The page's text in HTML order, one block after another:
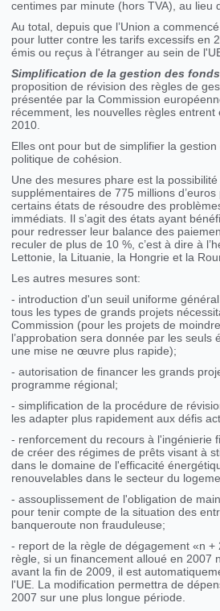
centimes par minute (hors TVA), au lieu
Au total, depuis que l’Union a
pour lutter contre les tarifs excessifs en
émis ou reçus à l'étranger au sein de
Simplification de la gestion des
proposition de révision des règles de
présentée par la Commission
récemment, les nouvelles règles entrent
2010.
Elles ont pour but de simplifier la
politique de cohésion.
Une des mesures phare est la
supplémentaires de 775 millions
certains états de résoudre des
immédiats. Il s’agit des états ayant
pour redresser leur balance des
reculer de plus de 10 %, c’est à dire à
Lettonie, la Lituanie, la Hongrie et la
Les autres mesures sont:
- introduction d'un seuil uniforme
tous les types de grands projets
Commission (pour les projets de
l’approbation sera donnée par les seuls
une mise ne œuvre plus rapide);
- autorisation de financer les grands
programme régional;
- simplification de la procédure de
les adapter plus rapidement aux défis
- renforcement du recours à l'ingénierie
de créer des régimes de prêts visant à
dans le domaine de l'efficacité
renouvelables dans le secteur du
- assouplissement de l'obligation de
pour tenir compte de la situation des
banqueroute non frauduleuse;
- report de la règle de dégagement «n +
règle, si un financement alloué en 2007
avant la fin de 2009, il est
l'UE. La modification permettra de
2007 sur une plus longue période.